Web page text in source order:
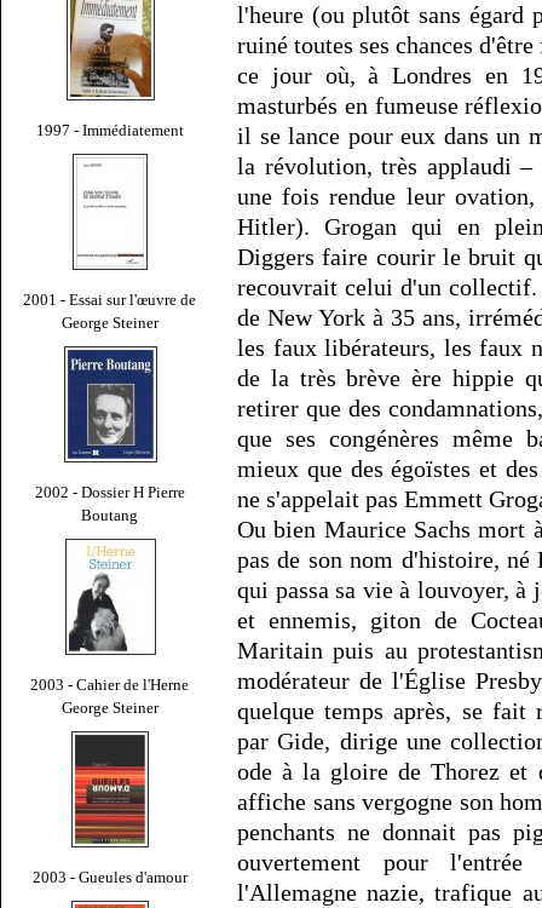
1997 - Immédiatement
2001 - Essai sur l'œuvre de
George Steiner
2002 - Dossier H Pierre
Boutang
2003 - Cahier de l'Herne
George Steiner
2003 - Gueules d'amour
l'heure (ou plutôt sans égard
ruiné toutes ses chances
ce jour où, à Londres en
masturbés en fumeuse
il se lance pour eux dans un
la révolution, très applaudi –
une fois rendue leur
Hitler). Grogan qui en
Diggers faire courir le bruit
recouvrait celui d'un collectif.
de New York à 35 ans,
les faux libérateurs, les faux
de la très brève ère hippie
retirer que des
que ses congénères même
mieux que des égoïstes et
ne s'appelait pas Emmett
Ou bien Maurice Sachs mort
pas de son nom d'histoire,
qui passa sa vie à louvoyer,
et ennemis, giton de
Maritain puis au
modérateur de l'Église
quelque temps après, se fait
par Gide, dirige une
ode à la gloire de Thorez et
affiche sans vergogne son
penchants ne donnait pas
ouvertement pour
l'Allemagne nazie, trafique